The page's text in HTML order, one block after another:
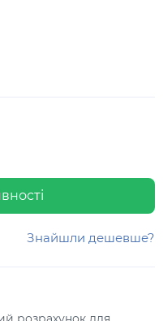
Знайшли дешевше?